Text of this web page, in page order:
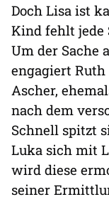
Doch Lisa ist
Kind fehlt jede
Um der Sache
engagiert
Ascher,
nach dem
Schnell spitzt
Luka sich mit
wird diese
seiner